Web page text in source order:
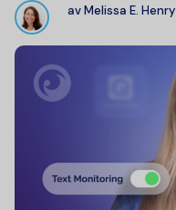
avMelissa E. Henry